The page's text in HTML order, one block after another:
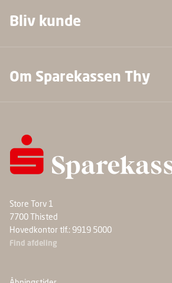
Bliv kunde
Om Sparekassen Thy
Store Torv 1
7700 Thisted
Hovedkontor tlf.: 9919 5000
Find afdeling